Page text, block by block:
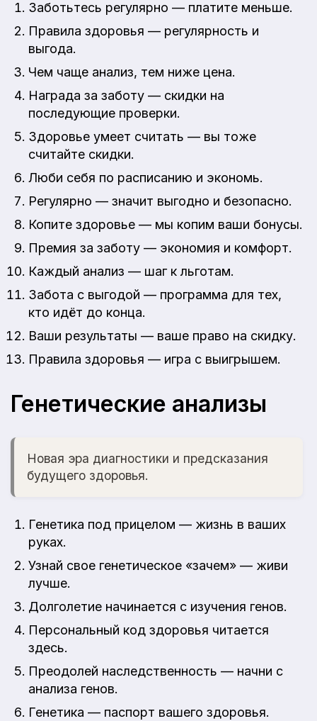
Заботьтесь регулярно — платите меньше.
Правила здоровья — регулярность и
выгода.
Чем чаще анализ, тем ниже цена.
Награда за заботу — скидки на
последующие проверки.
Здоровье умеет считать — вы тоже
считайте скидки.
Люби себя по расписанию и экономь.
Регулярно — значит выгодно и безопасно.
Копите здоровье — мы копим ваши бонусы.
Премия за заботу — экономия и комфорт.
Каждый анализ — шаг к льготам.
Забота с выгодой — программа для тех,
кто идёт до конца.
Ваши результаты — ваше право на скидку.
Правила здоровья — игра с выигрышем.
Генетические анализы
Новая эра диагностики и предсказания
будущего здоровья.
Генетика под прицелом — жизнь в ваших
руках.
Узнай свое генетическое «зачем» — живи
лучше.
Долголетие начинается с изучения генов.
Персональный код здоровья читается
здесь.
Преодолей наследственность — начни с
анализа генов.
Генетика — паспорт вашего здоровья.